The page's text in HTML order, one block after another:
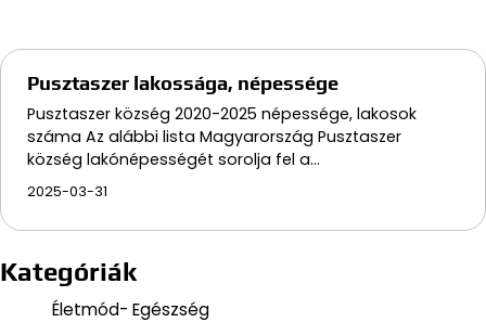
Pusztaszer lakossága, népessége
Pusztaszer község 2020-2025 népessége, lakosok
száma Az alábbi lista Magyarország Pusztaszer
község lakónépességét sorolja fel a…
2025-03-31
Kategóriák
Életmód- Egészség